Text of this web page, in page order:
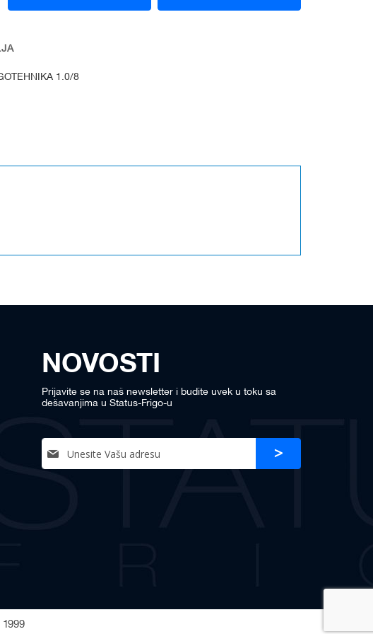
1.0/8
NOVOSTI
Prijavite se na naš newsletter i budite uvek u toku sa
dešavanjima u Status-Frigo-u
Up
Prijava